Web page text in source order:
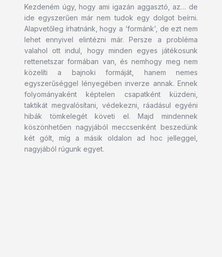
Kezdeném úgy, hogy ami igazán aggasztó, az… de
ide egyszerűen már nem tudok egy dolgot beírni.
Alapvetőleg írhatnánk, hogy a ‘formánk’, de ezt nem
lehet ennyivel elintézni már. Persze a probléma
valahol ott indul, hogy minden egyes játékosunk
rettenetszar formában van, és nemhogy meg nem
közelíti a bajnoki formáját, hanem nemes
egyszerűséggel lényegében inverze annak. Ennek
folyományaként képtelen csapatként küzdeni,
taktikát megvalósítani, védekezni, ráadásul egyéni
hibák tömkelegét követi el. Majd mindennek
köszönhetően nagyjából meccsenként beszedünk
két gólt, míg a másik oldalon ad hoc jelleggel,
nagyjából rúgunk egyet.